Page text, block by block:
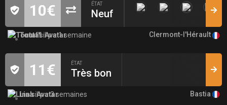
10€ ÉTAT
Neuf
Toutafil y a 1 semaine Clermont-l'Hérault
11€ ÉTAT
Très bon
Linail y a 3 semaines Bastia